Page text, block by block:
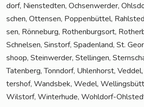
dorf, Nien­sted­ten, Och­sen­wer­der,
schen, Otten­sen, Pop­pen­büt­tel,
sen, Rön­ne­burg, Rothen­burg­sort,
Schnel­sen, Sinstorf, Spa­den­land, St.
shoop, Stein­wer­der, Stel­lin­gen,
Taten­berg, Tonn­dorf, Uhlen­horst,
ters­hof, Wands­bek, Wedel,
Wilstorf, Win­ter­hu­de, Wohldorf-